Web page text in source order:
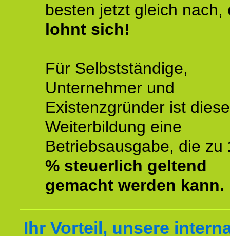
besten jetzt gleich nach,
lohnt sich!
Für Selbstständige,
Unternehmer und
Existenzgründer ist diese
Weiterbildung eine
Betriebsausgabe, die zu
% steuerlich geltend
gemacht werden kann.
Ihr Vorteil, unsere